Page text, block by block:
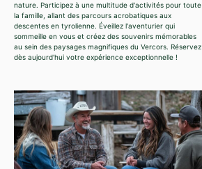
nature. Participez à une multitude d'activités pour toute
la famille, allant des parcours acrobatiques aux
descentes en tyrolienne. Éveillez l'aventurier qui
sommeille en vous et créez des souvenirs mémorables
au sein des paysages magnifiques du Vercors. Réservez
dès aujourd'hui votre expérience exceptionnelle !